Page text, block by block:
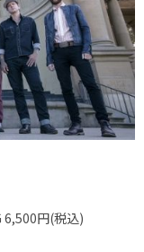
円(税込)